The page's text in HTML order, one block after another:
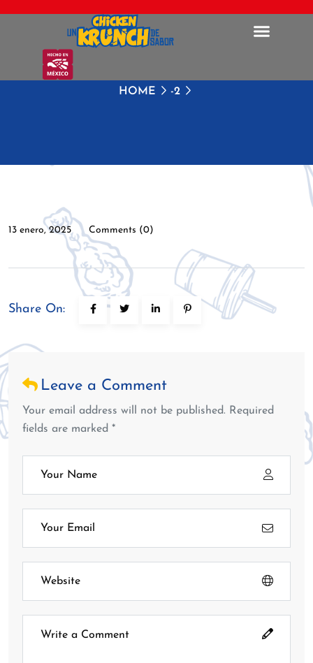
HOME -2
13 enero, 2025 Comments (0)
Share On:
Leave a Comment
Your email address will not be published. Required
fields are marked *